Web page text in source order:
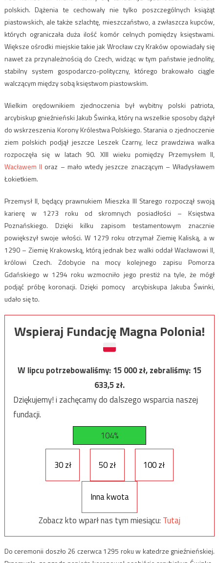
polskich. Dążenia te cechowały nie tylko poszczególnych książąt
piastowskich, ale także szlachtę, mieszczaństwo, a zwłaszcza kupców,
których ograniczała duża ilość komór celnych pomiędzy księstwami.
Większe ośrodki miejskie takie jak Wrocław czy Kraków opowiadały się
nawet za przynależnością do Czech, widząc w tym państwie jednolity,
stabilny system gospodarczo-polityczny, którego brakowało ciągle
walczącym między sobą księstwom piastowskim.
Wielkim orędownikiem zjednoczenia był wybitny polski patriota,
arcybiskup gnieźnieński Jakub Świnka, który na wszelkie sposoby dążył
do wskrzeszenia Korony Królestwa Polskiego. Starania o zjednoczenie
ziem polskich podjął jeszcze Leszek Czarny, lecz prawdziwa walka
rozpoczęła się w latach 90. XIII wieku pomiędzy Przemysłem II,
Wacławem II oraz – mało wtedy jeszcze znaczącym – Władysławem
Łokietkiem.
Przemysł II, będący prawnukiem Mieszka III Starego rozpoczął swoją
karierę w 1273 roku od skromnych posiadłości – Księstwa
Poznańskiego. Dzięki kilku zapisom testamentowym znacznie
powiększył swoje włości. W 1279 roku otrzymał Ziemię Kaliską, a w
1290 – Ziemię Krakowską, którą jednak bez walki oddał Wacławowi II,
królowi Czech. Zdobycie na mocy kolejnego zapisu Pomorza
Gdańskiego w 1294 roku wzmocniło jego prestiż na tyle, że mógł
podjąć próbę koronacji. Dzięki pomocy arcybiskupa Jakuba Świnki,
udało się to.
Wspieraj Fundację Magna Polonia!
W lipcu potrzebowaliśmy:15 000zł, zebraliśmy:15
633,5zł.
Dziękujemy! i zachęcamy do dalszego wsparcia naszej
fundacji.
104%
30 zł 50 zł 100 zł
Inna kwota
Zobacz kto wparł nas tym miesiącu: Tutaj
Do ceremonii doszło 26 czerwca 1295 roku w katedrze gnieźnieńskiej.